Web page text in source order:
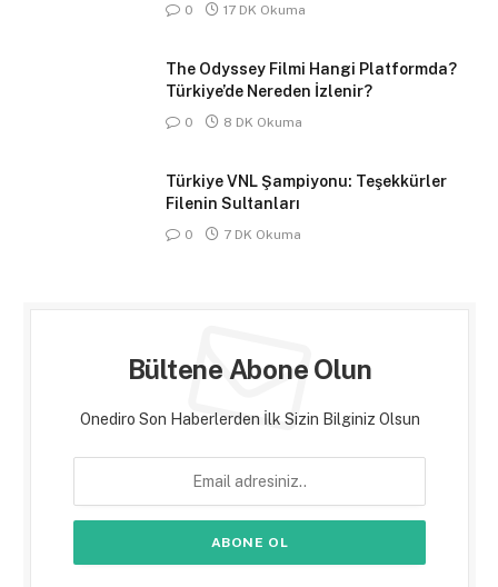
0 17 DK Okuma
The Odyssey Filmi Hangi Platformda?
Türkiye’de Nereden İzlenir?
0 8 DK Okuma
Türkiye VNL Şampiyonu: Teşekkürler
Filenin Sultanları
0 7 DK Okuma
Bültene Abone Olun
Onediro Son Haberlerden İlk Sizin Bilginiz Olsun